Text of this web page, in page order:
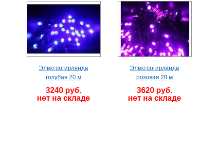
Электрогирлянда
голубая 20 м
3240 руб.
нет на складе
Электрогирлянда
розовая 20 м
3620 руб.
нет на складе